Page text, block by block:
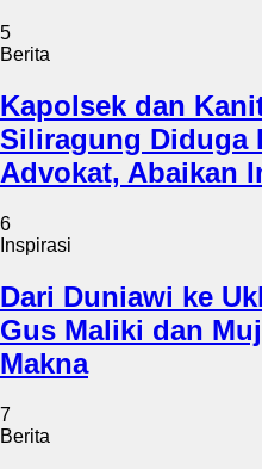
5
Berita
Kapolsek dan
Siliragung Diduga
Advokat, Abaikan
6
Inspirasi
Dari Duniawi ke
Gus Maliki dan
Makna
7
Berita